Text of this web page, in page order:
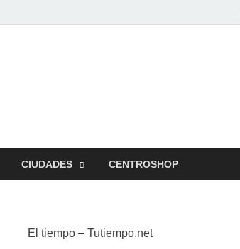
CIUDADES CENTROSHOP
El tiempo – Tutiempo.net